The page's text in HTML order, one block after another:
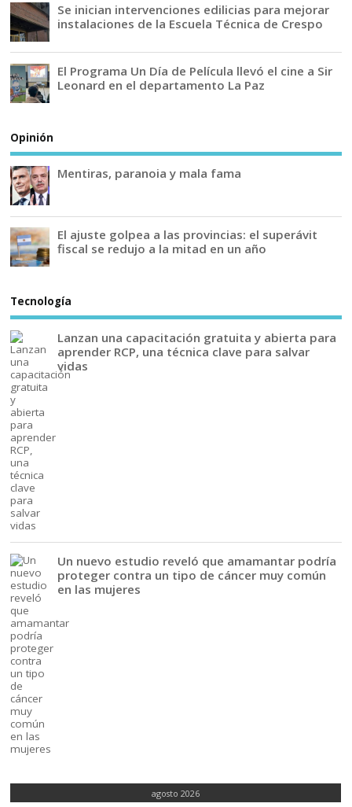
Se inician intervenciones edilicias para mejorar
instalaciones de la Escuela Técnica de Crespo
El Programa Un Día de Película llevó el cine a Sir
Leonard en el departamento La Paz
Opinión
Mentiras, paranoia y mala fama
El ajuste golpea a las provincias: el superávit
fiscal se redujo a la mitad en un año
Tecnología
Lanzan una capacitación gratuita y abierta para
aprender RCP, una técnica clave para salvar
vidas
Un nuevo estudio reveló que amamantar podría
proteger contra un tipo de cáncer muy común
en las mujeres
agosto 2026